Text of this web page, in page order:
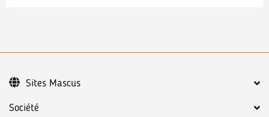
Société
Sites Mascus